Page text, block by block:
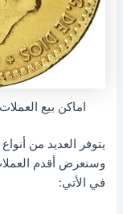
اماكن بيع
يتوفر العديد من
وسنعرض أقدم
في الأتي: